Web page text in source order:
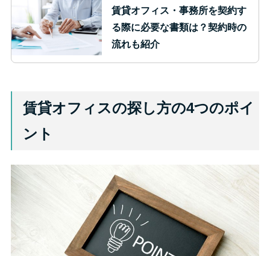
賃貸オフィス・事務所を契約す
る際に必要な書類は？契約時の
流れも紹介
賃貸オフィスの探し方の4つのポイ
ント